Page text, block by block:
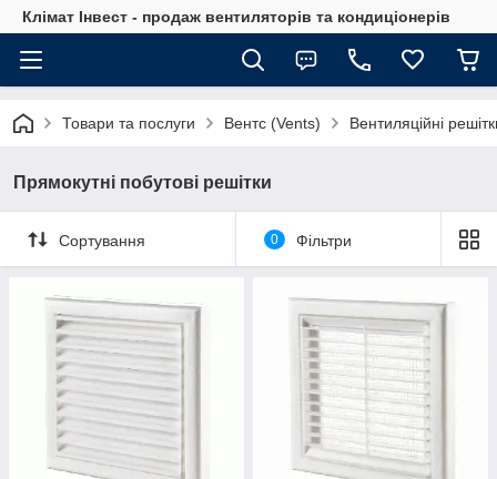
Клімат Інвест - продаж вентиляторів та кондиціонерів
Товари та послуги Вентс (Vents) Вентиляційні
Прямокутні побутові решітки
Сортування 0 Фільтри